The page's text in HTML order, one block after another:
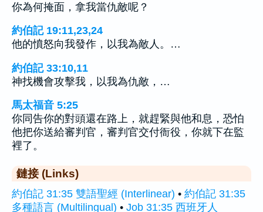
你為何掩面，拿我當仇敵呢？
約伯記 19:11,23,24
他的憤怒向我發作，以我為敵人。…
約伯記 33:10,11
神找機會攻擊我，以我為仇敵，…
馬太福音 5:25
你同告你的對頭還在路上，就趕緊與他和息，恐怕
他把你送給審判官，審判官交付衙役，你就下在監
裡了。
鏈接 (Links)
約伯記 31:35 雙語聖經 (Interlinear) • 約伯記 31:35
多種語言 (Multilingual) • Job 31:35 西班牙人